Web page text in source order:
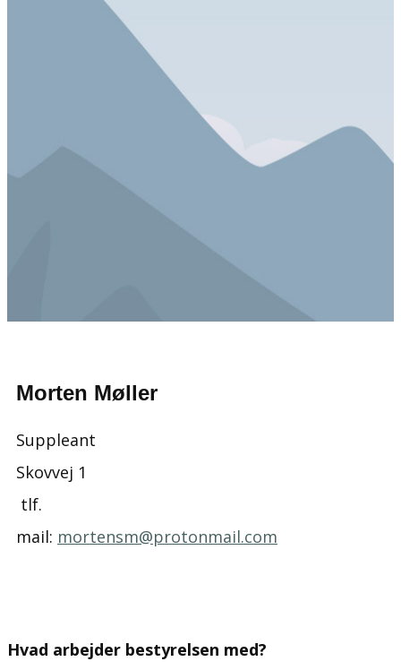
Morten Møller
Suppleant
Skovvej 1
tlf.
mail: ​ mortensm@protonmail.com
Hvad arbejder bestyrelsen med?